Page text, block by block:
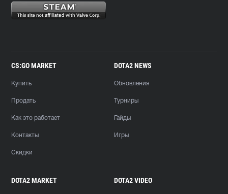
CS:GO MARKET
Купить
Продать
Как это работает
Контакты
Скидки
DOTA2 NEWS
Обновления
Турниры
Гайды
Игры
DOTA2 MARKET DOTA2 VIDEO